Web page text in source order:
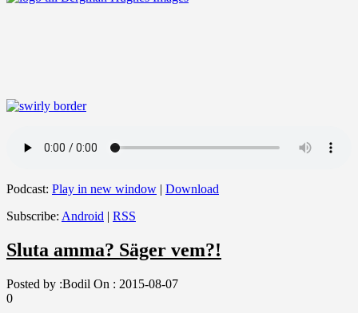
Podcast: Play in new window | Download
Subscribe: Android | RSS
Sluta amma? Säger vem?!
Posted by :Bodil On : 2015-08-07
0